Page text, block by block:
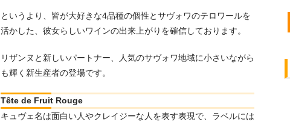
というより、皆が大好きな4品種の個性とサヴォワのテロワールを
活かした、彼女らしいワインの出来上がりを確信しております。
リザンヌと新しいパートナー、人気のサヴォワ地域に小さいながら
も輝く新生産者の登場です。
Tête de Fruit Rouge
キュヴェ名は面白い人やクレイジーな人を表す表現で、ラベルには